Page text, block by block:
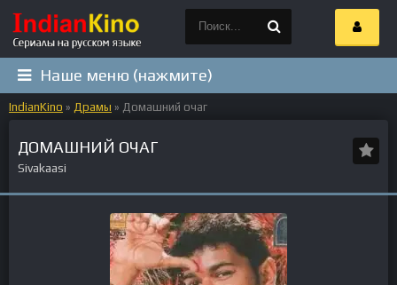
Наше меню (нажмите)
IndianKino » Драмы » Домашний очаг
ДОМАШНИЙ ОЧАГ
Sivakaasi